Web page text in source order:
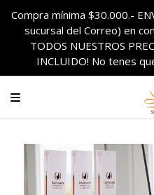
Compra mínima $30.000.-
sucursal del Correo) en
TODOS NUESTROS
INCLUIDO! No tenes